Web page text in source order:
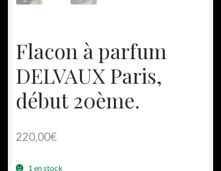
Flacon à parfum
DELVAUX Paris,
début 20ème.
220,00€
1 en stock